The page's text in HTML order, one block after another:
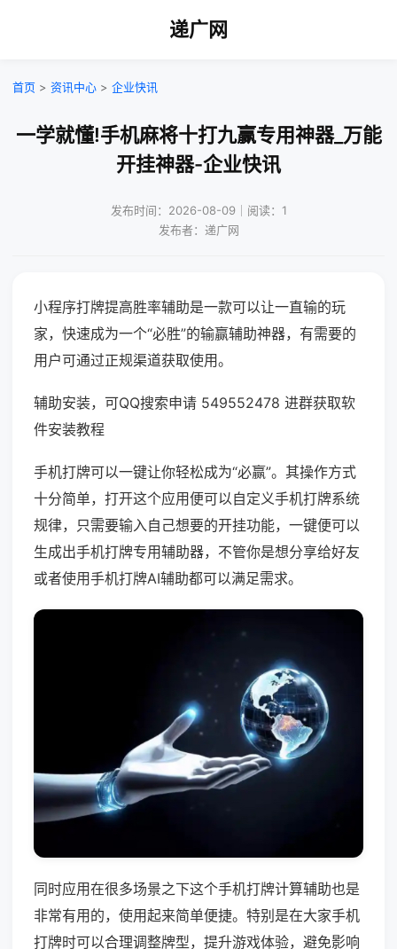
递广网
首页 > 资讯中心 > 企业快讯
一学就懂!手机麻将十打九赢专用神器_万能
开挂神器-企业快讯
发布时间：2026-08-09｜阅读：1
发布者：递广网
小程序打牌提高胜率辅助是一款可以让一直输的玩
家，快速成为一个“必胜”的输赢辅助神器，有需要的
用户可通过正规渠道获取使用。
辅助安装，可QQ搜索申请 549552478 进群获取软
件安装教程
手机打牌可以一键让你轻松成为“必赢”。其操作方式
十分简单，打开这个应用便可以自定义手机打牌系统
规律，只需要输入自己想要的开挂功能，一键便可以
生成出手机打牌专用辅助器，不管你是想分享给好友
或者使用手机打牌AI辅助都可以满足需求。
同时应用在很多场景之下这个手机打牌计算辅助也是
非常有用的，使用起来简单便捷。特别是在大家手机
打牌时可以合理调整牌型，提升游戏体验，避免影响